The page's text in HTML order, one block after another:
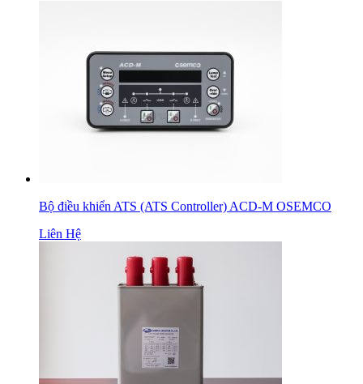
Bộ điều khiển ATS (ATS Controller) ACD-M OSEMCO
Liên Hệ